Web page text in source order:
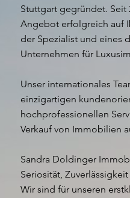
Stuttgart gegründet. Seit
Angebot erfolgreich auf
der Spezialist und eines
Unternehmen für
Unser internationales
einzigartigen
hochprofessionellen
Verkauf von Immobilien
Sandra Doldinger
Seriosität,
Wir sind für unseren